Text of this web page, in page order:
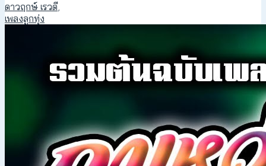
ดาวฤกษ์ เรวดี,
เพลงลูกทุ่ง